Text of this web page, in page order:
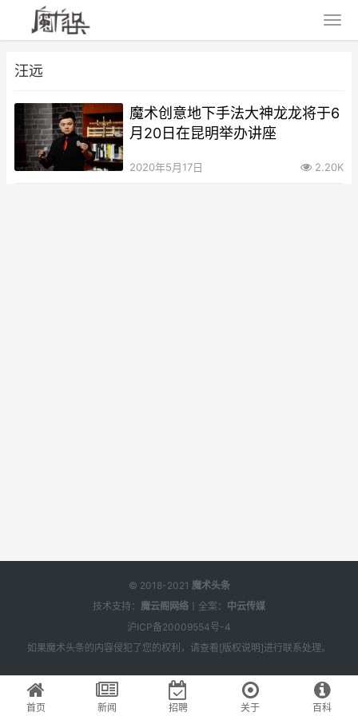
汪远
魔术创意地下手法大神龙龙将于6
月20日在昆明举办讲座
2020年5月17日 2.20K
© 2018-2021 魔术头条
技术支持： 魔云阁网络 丨全案： 中云传媒
沪ICP备20009554号-4
如果 魔术头条的内容侵犯了您的权利，请查看[版权说明 ]进行联系处理。
首页 新闻 招聘 关于 百科